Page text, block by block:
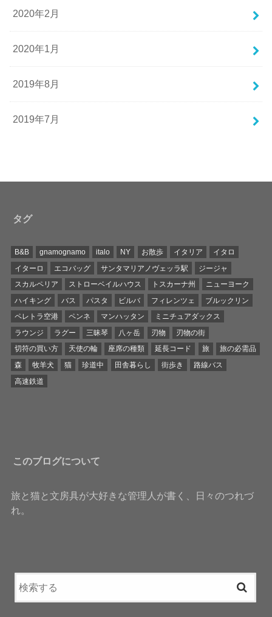
2020年2月
2020年1月
2019年8月
2019年7月
タグ
B&B gnamognamo italo NY お散歩 イタリア
イタロ
イターロ
エコバッグ サンタマリアノヴェッラ駅
ジージャ
スカルペリア
ストローベイルハウス トスカーナ州
ニューヨーク
ハイキング
バス パスタ ビルバ フィレンツェ
ブルックリン
ペレトラ空港
ペンネ マンハッタン
ミニチュアダックス
ラウンジ
ラグー 三昧琴 八ヶ岳 刃物
刃物の街
切符の買い方
天使の輪 座席の種類 延長コード 旅
旅の必需品
森
牧羊犬 猫 珍道中 田舎暮らし 街歩き
路線バス
高速鉄道
このブログについて
旅と猫と文房具が大好きな管理人が書く、日々のつれづ
れ。